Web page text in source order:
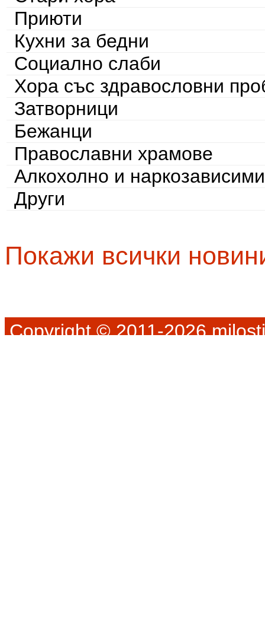
Приюти
Кухни за бедни
Социално слаби
Хора със здравословни
Затворници
Бежанци
Православни храмове
Алкохолно и наркозависими
Други
Покажи всички
Copyright © 2011-2026